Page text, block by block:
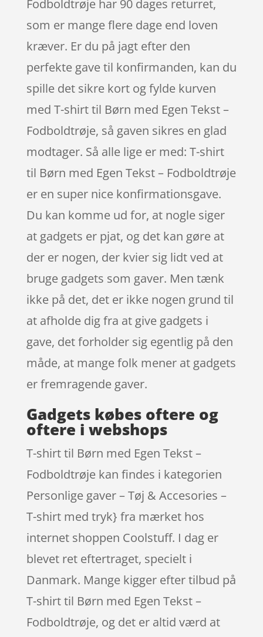
Fodboldtrøje har 90 dages returret,
som er mange flere dage end loven
kræver. Er du på jagt efter den
perfekte gave til konfirmanden, kan du
spille det sikre kort og fylde kurven
med T-shirt til Børn med Egen Tekst –
Fodboldtrøje, så gaven sikres en glad
modtager. Så alle lige er med: T-shirt
til Børn med Egen Tekst – Fodboldtrøje
er en super nice konfirmationsgave.
Du kan komme ud for, at nogle siger
at gadgets er pjat, og det kan gøre at
der er nogen, der kvier sig lidt ved at
bruge gadgets som gaver. Men tænk
ikke på det, det er ikke nogen grund til
at afholde dig fra at give gadgets i
gave, det forholder sig egentlig på den
måde, at mange folk mener at gadgets
er fremragende gaver.
Gadgets købes oftere og
oftere i webshops
T-shirt til Børn med Egen Tekst –
Fodboldtrøje kan findes i kategorien
Personlige gaver – Tøj & Accesories –
T-shirt med tryk} fra mærket hos
internet shoppen Coolstuff. I dag er
blevet ret eftertraget, specielt i
Danmark. Mange kigger efter tilbud på
T-shirt til Børn med Egen Tekst –
Fodboldtrøje, og det er altid værd at